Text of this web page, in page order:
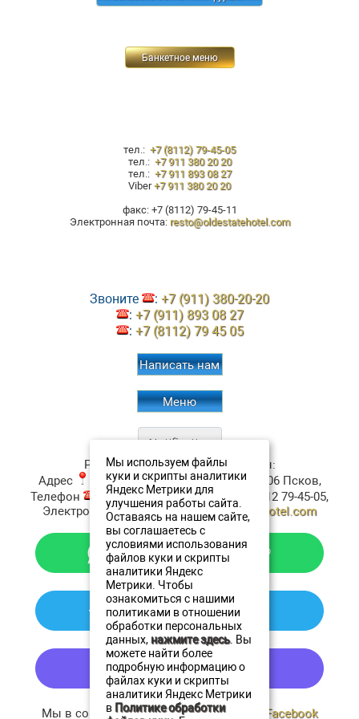
Банкетное меню
тел.: +7 (8112) 79-45-05
тел.: +7 911 380 20 20
тел.: +7 911 893 08 27
Viber+7 911 380 20 20
факс: +7 (8112) 79-45-11
Электронная почта: resto@oldestatehotel.com
Звоните : +7 (911) 380-20-20
: +7 (911) 893 08 27
: +7 (8112) 79 45 05
Написать нам
Меню
Ресторан АристократъКонтакты:
Адрес
ул. Верхне-Береговая, д.4 180006 Псков,
Телефон
+7 (911) 380-20-20, Факс: +7 8112 79-45-05,
Электронная почта ✉: resto@oldestatehotel.com
Мы в социальных сетях
Мы используем файлы
куки и скрипты аналитики
Яндекс Метрики для
улучшения работы сайта.
Оставаясь на нашем сайте,
вы соглашаетесь с
условиями использования
файлов куки и скрипты
аналитики Яндекс
Метрики. Чтобы
ознакомиться с нашими
политиками в отношении
обработки персональных
данных, нажмите здесь. Вы
можете найти более
подробную информацию о
файлах куки и скрипты
аналитики Яндекс Метрики
в Политике обработки